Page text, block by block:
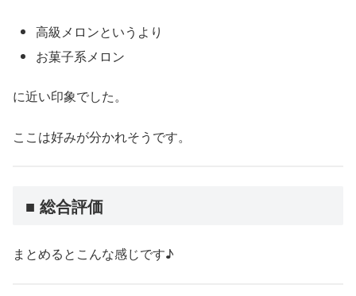
高級メロンというより
お菓子系メロン
に近い印象でした。
ここは好みが分かれそうです。
■ 総合評価
まとめるとこんな感じです♪